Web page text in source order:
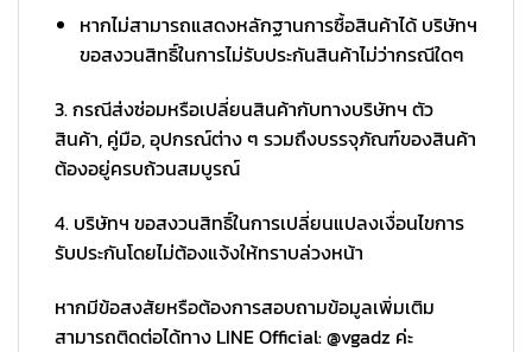
หากไม่สามารถแสดงหลักฐานการซื้อสินค้าได้ บริษัทฯ
ขอสงวนสิทธิ์ในการไม่รับประกันสินค้าไม่ว่ากรณีใดๆ
3. กรณีส่งซ่อมหรือเปลี่ยนสินค้ากับทางบริษัทฯ ตัว
สินค้า, คู่มือ, อุปกรณ์ต่าง ๆ รวมถึงบรรจุภัณฑ์ของสินค้า
ต้องอยู่ครบถ้วนสมบูรณ์
4. บริษัทฯ ขอสงวนสิทธิ์ในการเปลี่ยนแปลงเงื่อนไขการ
รับประกันโดยไม่ต้องแจ้งให้ทราบล่วงหน้า
หากมีข้อสงสัยหรือต้องการสอบถามข้อมูลเพิ่มเติม
สามารถติดต่อได้ทาง LINE Official: @vgadz ค่ะ